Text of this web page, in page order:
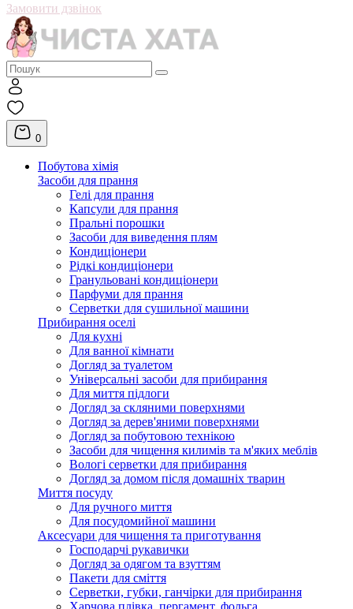
Замовити дзвінок
0
Побутова хімія
Засоби для прання
Гелі для прання
Капсули для прання
Пральні порошки
Засоби для виведення плям
Кондиціонери
Рідкі кондиціонери
Гранульовані кондиціонери
Парфуми для прання
Серветки для сушильної машини
Прибирання оселі
Для кухні
Для ванної кімнати
Догляд за туалетом
Універсальні засоби для прибирання
Для миття підлоги
Догляд за скляними поверхнями
Догляд за дерев'яними поверхнями
Догляд за побутовою технікою
Засоби для чищення килимів та м'яких меблів
Вологі серветки для прибирання
Догляд за домом після домашніх тварин
Миття посуду
Для ручного миття
Для посудомийної машини
Аксесуари для чищення та приготування
Господарчі рукавички
Догляд за одягом та взуттям
Пакети для сміття
Серветки, губки, ганчірки для прибирання
Харчова плівка, пергамент, фольга